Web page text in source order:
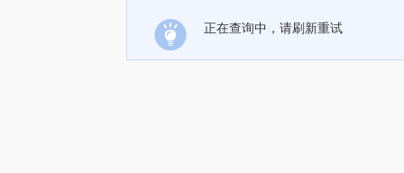
正在查询中，请刷新重试